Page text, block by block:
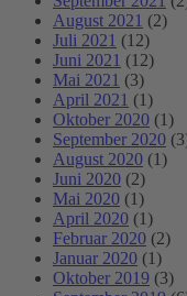
August 2021 (2)
Juli 2021 (12)
Juni 2021 (12)
Mai 2021 (3)
April 2021 (1)
Oktober 2020 (1)
September 2020
August 2020 (1)
Juni 2020 (2)
Mai 2020 (1)
April 2020 (1)
Februar 2020 (2)
Januar 2020 (1)
Oktober 2019 (3)